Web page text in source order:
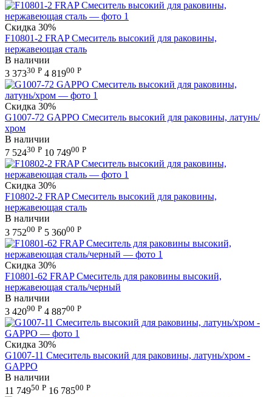
Скидка 30%
F10801-2 FRAP Смеситель высокий для раковины,
нержавеющая сталь
В наличии
3 37330 Р 4 81900 Р
Скидка 30%
G1007-72 GAPPO Смеситель высокий для раковины, латунь/
хром
В наличии
7 52430 Р 10 74900 Р
Скидка 30%
F10802-2 FRAP Смеситель высокий для раковины,
нержавеющая сталь
В наличии
3 75200 Р 5 36000 Р
Скидка 30%
F10801-62 FRAP Смеситель для раковины высокий,
нержавеющая сталь/черный
В наличии
3 42090 Р 4 88700 Р
Скидка 30%
G1007-11 Смеситель высокий для раковины, латунь/хром -
GAPPO
В наличии
11 74950 Р 16 78500 Р